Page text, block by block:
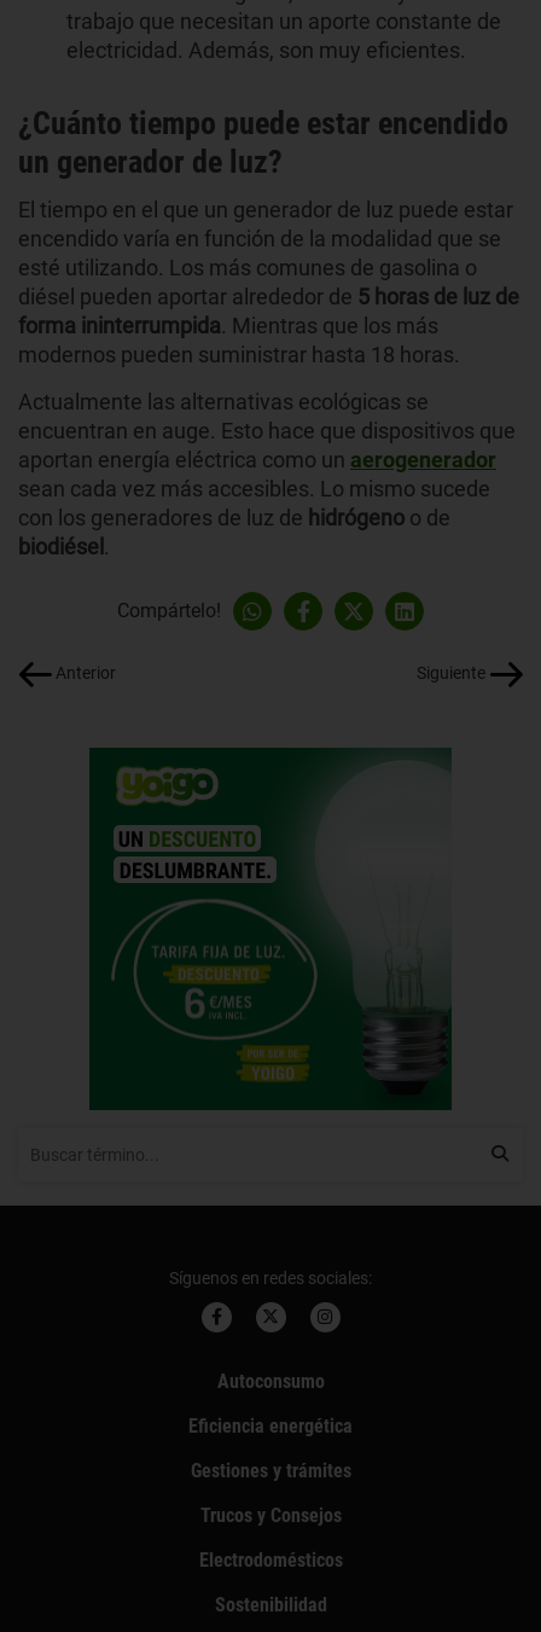
trabajo que necesitan un aporte constante de
electricidad. Además, son muy eficientes.
¿Cuánto tiempo puede estar encendido
un generador de luz?
El tiempo en el que un generador de luz puede estar
encendido varía en función de la modalidad que se
esté utilizando. Los más comunes de gasolina o
diésel pueden aportar alrededor de 5 horas de luz de
forma ininterrumpida. Mientras que los más
modernos pueden suministrar hasta 18 horas.
Actualmente las alternativas ecológicas se
encuentran en auge. Esto hace que dispositivos que
aportan energía eléctrica como un aerogenerador
sean cada vez más accesibles. Lo mismo sucede
con los generadores de luz de hidrógeno o de
biodiésel .
Compártelo!
Anterior Siguiente
Síguenos en redes sociales:
Autoconsumo
Eficiencia energética
Gestiones y trámites
Trucos y Consejos
Electrodomésticos
Sostenibilidad